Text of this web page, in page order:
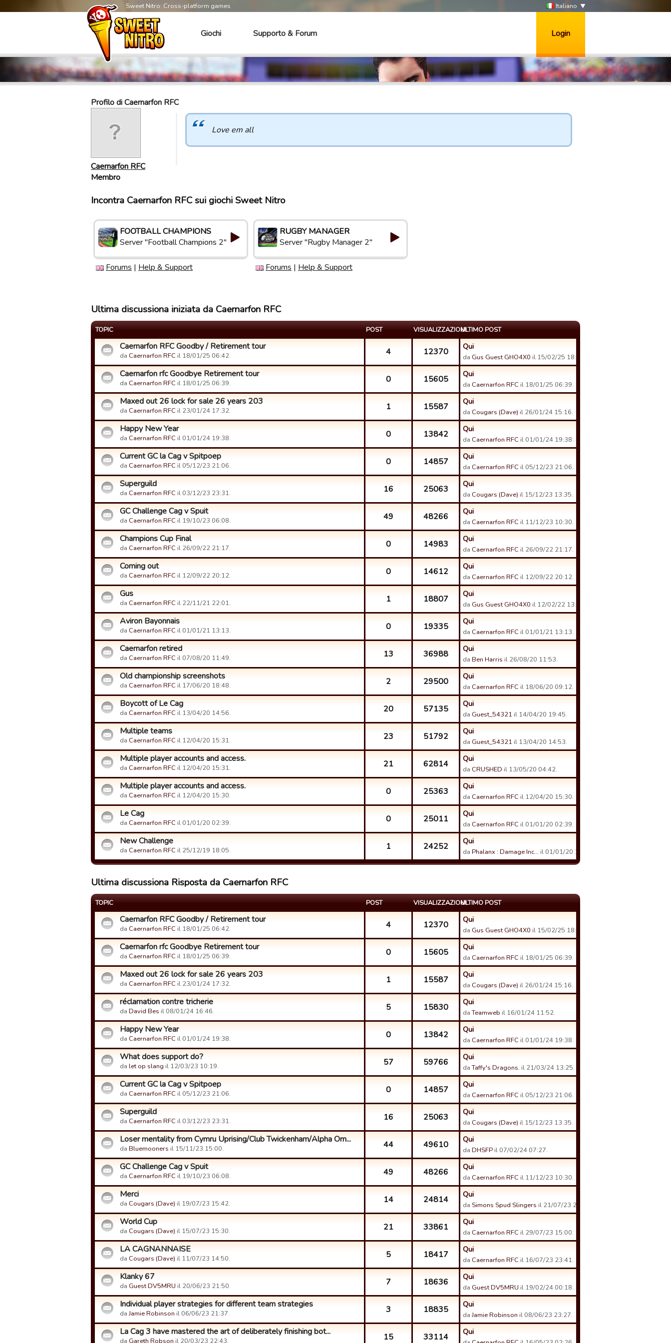
Sweet Nitro: Cross-platform games Italiano
Giochi Supporto & Forum Login
Profilo di Caernarfon RFC
Caernarfon RFC
Membro
Love em all
Incontra Caernarfon RFC sui giochi Sweet Nitro
FOOTBALL CHAMPIONS
Server "Football Champions 2"
Forums | Help & Support
RUGBY MANAGER
Server "Rugby Manager 2"
Forums | Help & Support
Ultima discussiona iniziata da Caernarfon RFC
TOPIC POST VISUALIZZAZIONIULTIMO POST
Caernarfon RFC Goodby / Retirement tour
da Caernarfon RFC il 18/01/25 06:42. 4 12370 Qui
da Gus Guest GHO4X0 il 15/02/25 18:37.
Caernarfon rfc Goodbye Retirement tour
da Caernarfon RFC il 18/01/25 06:39. 0 15605 Qui
da Caernarfon RFC il 18/01/25 06:39.
Maxed out 26 lock for sale 26 years 203
da Caernarfon RFC il 23/01/24 17:32. 1 15587 Qui
da Cougars (Dave) il 26/01/24 15:16.
Happy New Year
da Caernarfon RFC il 01/01/24 19:38. 0 13842 Qui
da Caernarfon RFC il 01/01/24 19:38.
Current GC la Cag v Spitpoep
da Caernarfon RFC il 05/12/23 21:06. 0 14857 Qui
da Caernarfon RFC il 05/12/23 21:06.
Superguild
da Caernarfon RFC il 03/12/23 23:31. 16 25063 Qui
da Cougars (Dave) il 15/12/23 13:35.
GC Challenge Cag v Spuit
da Caernarfon RFC il 19/10/23 06:08. 49 48266 Qui
da Caernarfon RFC il 11/12/23 10:30.
Champions Cup Final
da Caernarfon RFC il 26/09/22 21:17. 0 14983 Qui
da Caernarfon RFC il 26/09/22 21:17.
Coming out
da Caernarfon RFC il 12/09/22 20:12. 0 14612 Qui
da Caernarfon RFC il 12/09/22 20:12.
Gus
da Caernarfon RFC il 22/11/21 22:01. 1 18807 Qui
da Gus Guest GHO4X0 il 12/02/22 13:58.
Aviron Bayonnais
da Caernarfon RFC il 01/01/21 13:13. 0 19335 Qui
da Caernarfon RFC il 01/01/21 13:13.
Caernarfon retired
da Caernarfon RFC il 07/08/20 11:49. 13 36988 Qui
da Ben Harris il 26/08/20 11:53.
Old championship screenshots
da Caernarfon RFC il 17/06/20 18:48. 2 29500 Qui
da Caernarfon RFC il 18/06/20 09:12.
Boycott of Le Cag
da Caernarfon RFC il 13/04/20 14:56. 20 57135 Qui
da Guest_54321 il 14/04/20 19:45.
Multiple teams
da Caernarfon RFC il 12/04/20 15:31. 23 51792 Qui
da Guest_54321 il 13/04/20 14:53.
Multiple player accounts and access.
da Caernarfon RFC il 12/04/20 15:31. 21 62814 Qui
da CRUSHED il 13/05/20 04:42.
Multiple player accounts and access.
da Caernarfon RFC il 12/04/20 15:30. 0 25363 Qui
da Caernarfon RFC il 12/04/20 15:30.
Le Cag
da Caernarfon RFC il 01/01/20 02:39. 0 25011 Qui
da Caernarfon RFC il 01/01/20 02:39.
New Challenge
da Caernarfon RFC il 25/12/19 18:05. 1 24252 Qui
da Phalanx : Damage Inc… il 01/01/20 11:57.
Ultima discussiona Risposta da Caernarfon RFC
TOPIC POST VISUALIZZAZIONIULTIMO POST
Caernarfon RFC Goodby / Retirement tour
da Caernarfon RFC il 18/01/25 06:42. 4 12370 Qui
da Gus Guest GHO4X0 il 15/02/25 18:37.
Caernarfon rfc Goodbye Retirement tour
da Caernarfon RFC il 18/01/25 06:39. 0 15605 Qui
da Caernarfon RFC il 18/01/25 06:39.
Maxed out 26 lock for sale 26 years 203
da Caernarfon RFC il 23/01/24 17:32. 1 15587 Qui
da Cougars (Dave) il 26/01/24 15:16.
réclamation contre tricherie
da David Bes il 08/01/24 16:46. 5 15830 Qui
daTeamweb il 16/01/24 11:52.
Happy New Year
da Caernarfon RFC il 01/01/24 19:38. 0 13842 Qui
da Caernarfon RFC il 01/01/24 19:38.
What does support do?
da let op slang il 12/03/23 10:19. 57 59766 Qui
daTaffy's Dragons. il 21/03/24 13:25.
Current GC la Cag v Spitpoep
da Caernarfon RFC il 05/12/23 21:06. 0 14857 Qui
da Caernarfon RFC il 05/12/23 21:06.
Superguild
da Caernarfon RFC il 03/12/23 23:31. 16 25063 Qui
da Cougars (Dave) il 15/12/23 13:35.
Loser mentality from Cymru Uprising/Club Twickenham/Alpha Om...
da Bluemooners il 15/11/23 15:00. 44 49610 Qui
da DHSFP il 07/02/24 07:27.
GC Challenge Cag v Spuit
da Caernarfon RFC il 19/10/23 06:08. 49 48266 Qui
da Caernarfon RFC il 11/12/23 10:30.
Merci
da Cougars (Dave) il 19/07/23 15:42. 14 24814 Qui
da Simons Spud Slingers il 21/07/23 23:54.
World Cup
da Cougars (Dave) il 15/07/23 15:30. 21 33861 Qui
da Caernarfon RFC il 29/07/23 15:00.
LA CAGNANNAISE
da Cougars (Dave) il 11/07/23 14:50. 5 18417 Qui
da Caernarfon RFC il 16/07/23 23:41.
Klanky 67
da Guest DV5MRU il 20/06/23 21:50. 7 18636 Qui
da Guest DV5MRU il 19/02/24 00:18.
Individual player strategies for different team strategies
daJamie Robinson il 06/06/23 21:37. 3 18835 Qui
daJamie Robinson il 08/06/23 23:27.
La Cag 3 have mastered the art of deliberately finishing bot...
da Gareth Robson il 20/03/23 22:43. 15 33114 Qui